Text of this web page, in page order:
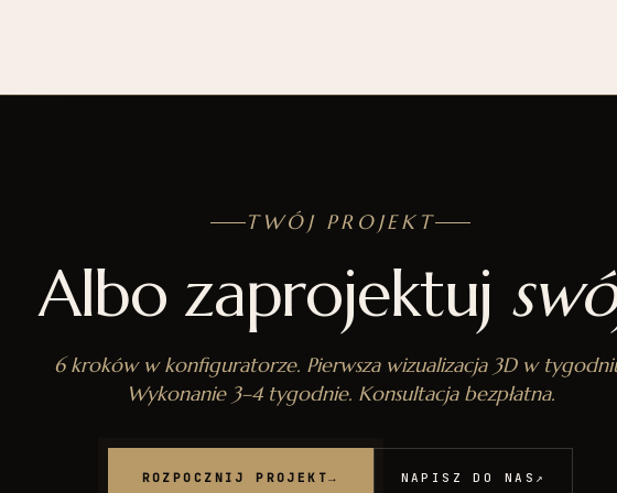
TWÓJ PROJEKT
Albo zaprojektuj
6 kroków w konfiguratorze. Pierwsza wizualizacja 3D w
Wykonanie 3–4 tygodnie. Konsultacja bezpłatna.
ROZPOCZNIJ PROJEKT→ NAPISZ DO NAS ↗